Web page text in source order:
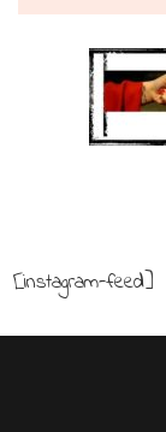
[instagram-feed]